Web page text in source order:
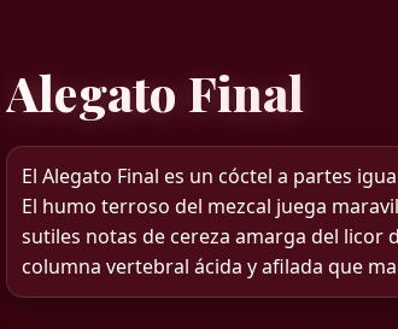
Alegato Final
El Alegato Final es un cóctel a partes
El humo terroso del mezcal juega
sutiles notas de cereza amarga del
columna vertebral ácida y afilada que